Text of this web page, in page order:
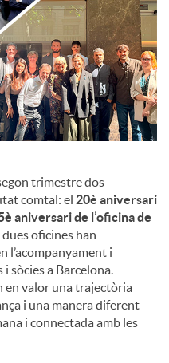
trimestre dos
comtal: el 20è aniversari
aniversari de l’oficina de
oficines han
l’acompanyament i
i sòcies a Barcelona.
en valor una trajectòria
i una manera diferent
i connectada amb les